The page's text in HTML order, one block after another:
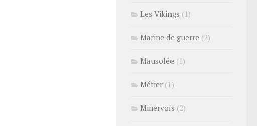
Les Vikings (1)
Marine de guerre (2)
Mausolée (1)
Métier (1)
Minervois (2)